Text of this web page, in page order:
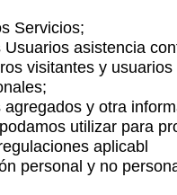
Servicios;
asistencia
visitantes y
y otra
utilizar para
aplicabl
personal y no